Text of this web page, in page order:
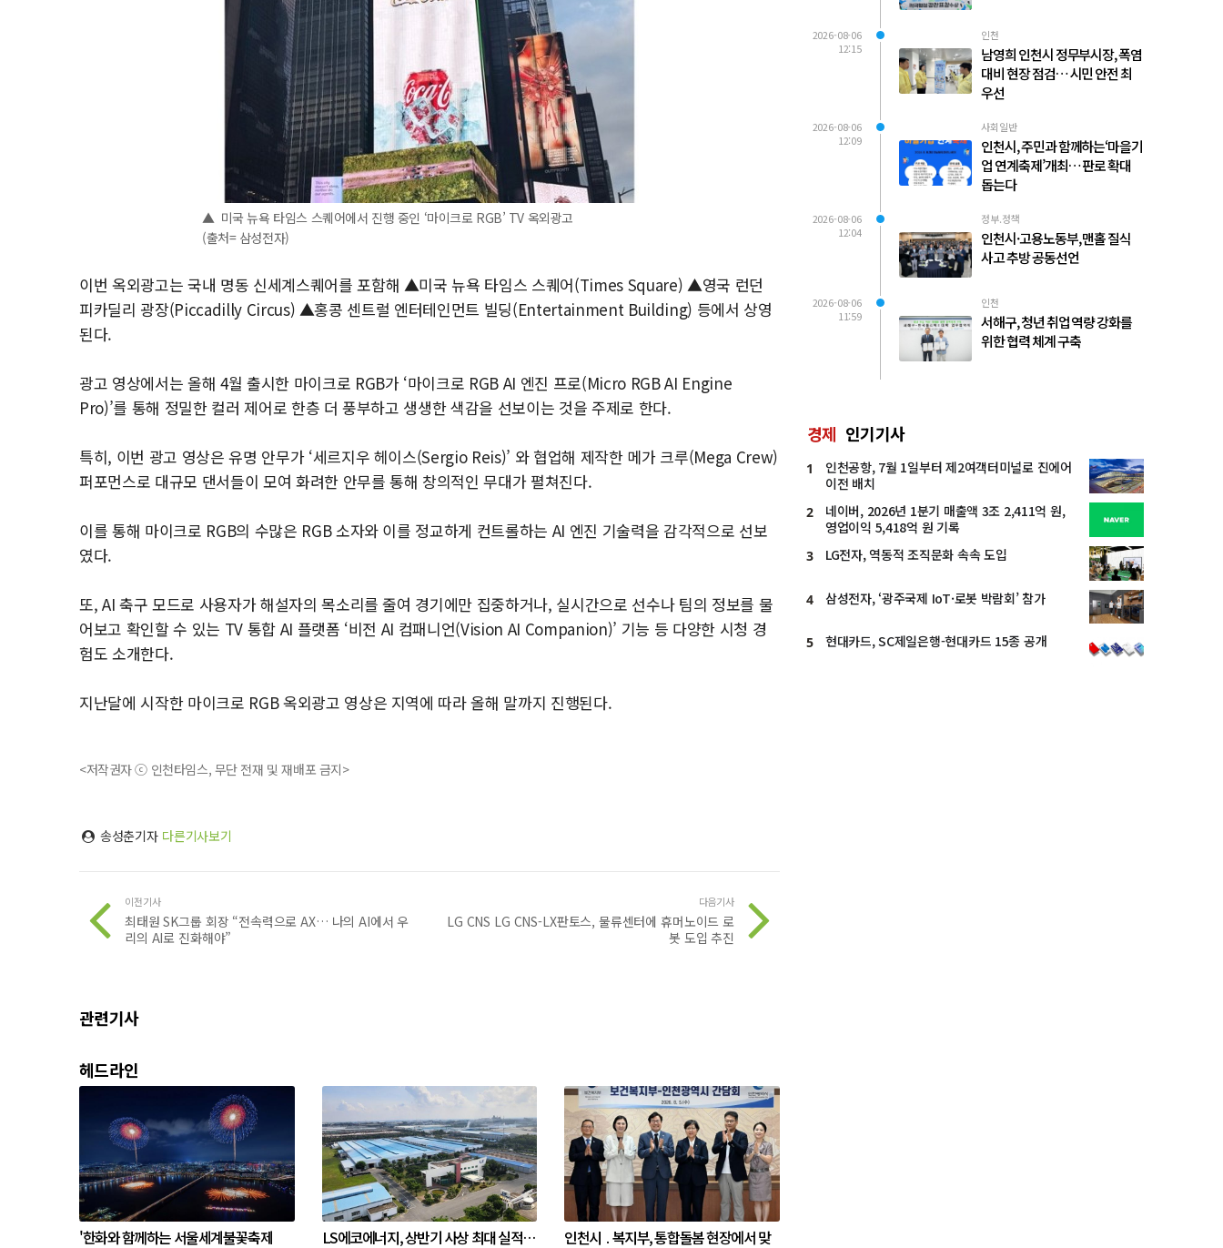
▲ 미국 뉴욕 타임스 스퀘어에서 진행 중인 ‘마이크로 RGB’ TV 옥외광고
(출처= 삼성전자)
이번 옥외광고는 국내 명동 신세계스퀘어를 포함해 ▲미국 뉴욕 타임스 스퀘어(Times Square) ▲영국 런던
피카딜리 광장(Piccadilly Circus) ▲홍콩 센트럴 엔터테인먼트 빌딩(Entertainment Building) 등에서 상영
된다.
광고 영상에서는 올해 4월 출시한 마이크로 RGB가 ‘마이크로 RGB AI 엔진 프로(Micro RGB AI Engine
Pro)’를 통해 정밀한 컬러 제어로 한층 더 풍부하고 생생한 색감을 선보이는 것을 주제로 한다.
특히, 이번 광고 영상은 유명 안무가 ‘세르지우 헤이스(Sergio Reis)’ 와 협업해 제작한 메가 크루(Mega Crew)
퍼포먼스로 대규모 댄서들이 모여 화려한 안무를 통해 창의적인 무대가 펼쳐진다.
이를 통해 마이크로 RGB의 수많은 RGB 소자와 이를 정교하게 컨트롤하는 AI 엔진 기술력을 감각적으로 선보
였다.
또, AI 축구 모드로 사용자가 해설자의 목소리를 줄여 경기에만 집중하거나, 실시간으로 선수나 팀의 정보를 물
어보고 확인할 수 있는 TV 통합 AI 플랫폼 ‘비전 AI 컴패니언(Vision AI Companion)’ 기능 등 다양한 시청 경
험도 소개한다.
지난달에 시작한 마이크로 RGB 옥외광고 영상은 지역에 따라 올해 말까지 진행된다.
<저작권자 ⓒ 인천타임스, 무단 전재 및 재배포 금지>
송성춘기자 다른기사보기
이전기사
최태원 SK그룹 회장 “전속력으로 AX… 나의 AI에서 우
리의 AI로 진화해야”
다음기사
LG CNS LG CNS-LX판토스, 물류센터에 휴머노이드 로
봇 도입 추진
관련기사
헤드라인
'한화와 함께하는 서울세계불꽃축제
LS에코에너지, 상반기 사상 최대 실적…
인천시 ․ 복지부, 통합돌봄 현장에서 맞
2026-08-06
12:15
인천
남영희 인천시 정무부시장, 폭염
대비 현장 점검… 시민 안전 최
우선
2026-08-06
12:09
사회일반
인천시, 주민과 함께하는‘마을기
업 연계축제’개최… 판로 확대
돕는다
2026-08-06
12:04
정부.정책
인천시·고용노동부, 맨홀 질식
사고 추방 공동선언
2026-08-06
11:59
인천
서해구, 청년 취업 역량 강화를
위한 협력 체계 구축
경제 인기기사
1
인천공항, 7월 1일부터 제2여객터미널로 진에어
이전 배치
2
네이버, 2026년 1분기 매출액 3조 2,411억 원,
영업이익 5,418억 원 기록
3 LG전자, 역동적 조직문화 속속 도입
4 삼성전자, ‘광주국제 IoT·로봇 박람회’ 참가
5 현대카드, SC제일은행-현대카드 15종 공개